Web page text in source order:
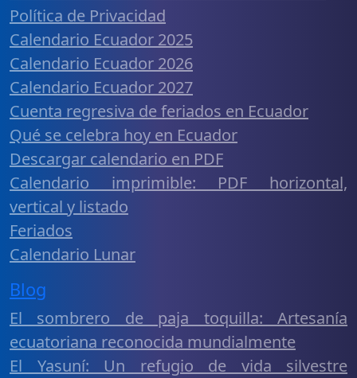
Política de Privacidad
Calendario Ecuador 2025
Calendario Ecuador 2026
Calendario Ecuador 2027
Cuenta regresiva de feriados en Ecuador
Qué se celebra hoy en Ecuador
Descargar calendario en PDF
Calendario imprimible: PDF horizontal,
vertical y listado
Feriados
Calendario Lunar
Blog
El sombrero de paja toquilla: Artesanía
ecuatoriana reconocida mundialmente
El Yasuní: Un refugio de vida silvestre